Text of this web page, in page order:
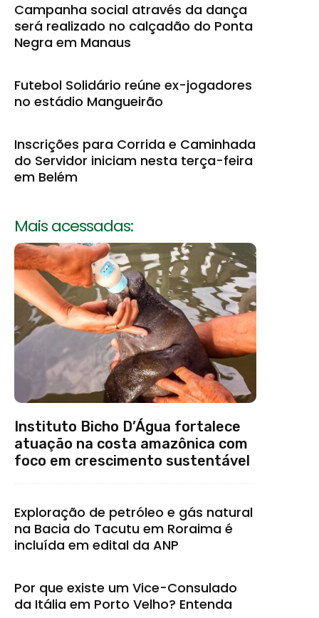
Campanha social através da dança
será realizado no calçadão do Ponta
Negra em Manaus
Futebol Solidário reúne ex-jogadores
no estádio Mangueirão
Inscrições para Corrida e Caminhada
do Servidor iniciam nesta terça-feira
em Belém
Mais acessadas:
Instituto Bicho D’Água fortalece
atuação na costa amazônica com
foco em crescimento sustentável
Exploração de petróleo e gás natural
na Bacia do Tacutu em Roraima é
incluída em edital da ANP
Por que existe um Vice-Consulado
da Itália em Porto Velho? Entenda